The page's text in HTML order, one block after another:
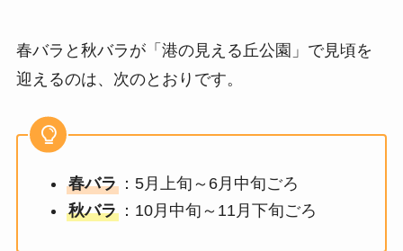
春バラと秋バラが「港の見える丘公園」で見頃を
迎えるのは、次のとおりです。
春バラ：5月上旬～6月中旬ごろ
秋バラ：10月中旬～11月下旬ごろ